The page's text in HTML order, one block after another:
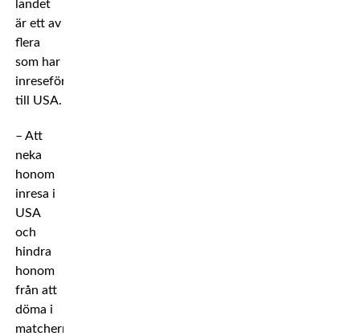
landet
är ett av
flera
som har
inreseförbud
till USA.
– Att
neka
honom
inresa i
USA
och
hindra
honom
från att
döma i
matcherna